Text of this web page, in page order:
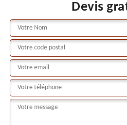
Devis